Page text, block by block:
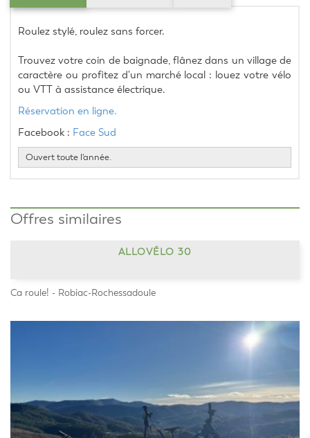
Roulez stylé, roulez sans forcer.
Trouvez votre coin de baignade, flânez dans un village de
caractère ou profitez d'un marché local : louez votre vélo
ou VTT à assistance électrique.
Réservation en ligne.
Facebook : Face Sud
Ouvert toute l'année.
Offres similaires
ALLOVÉLO 30
Ca roule! - Robiac-Rochessadoule